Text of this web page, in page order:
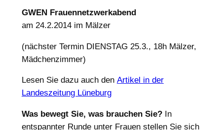
GWEN Frauennetzwerkabend
am 24.2.2014 im Mälzer
(nächster Termin DIENSTAG 25.3., 18h Mälzer,
Mädchenzimmer)
Lesen Sie dazu auch den Artikel in der
Landeszeitung Lüneburg
Was bewegt Sie, was brauchen Sie?In
entspannter Runde unter Frauen stellen Sie sich